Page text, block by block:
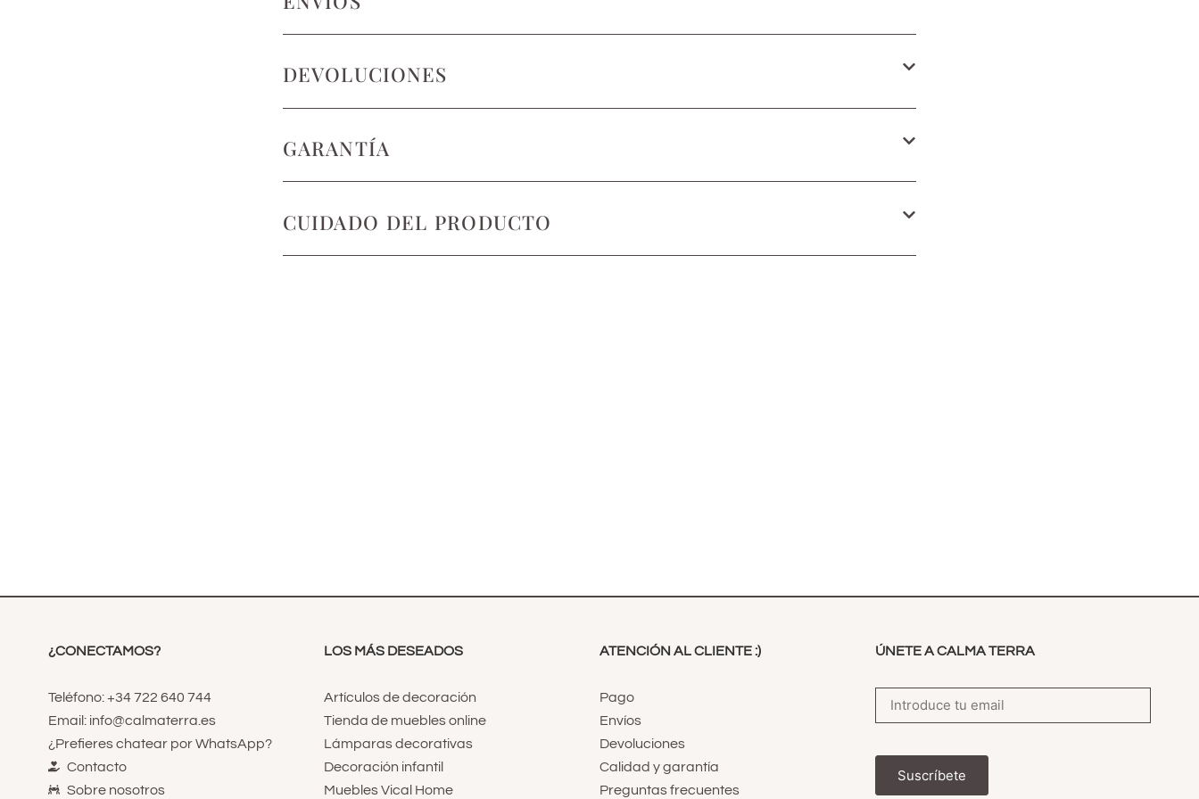
DEVOLUCIONES
GARANTÍA
CUIDADO DEL PRODUCTO
¿CONECTAMOS?
Teléfono: +34 722 640 744
Email: info@calmaterra.es
¿Prefieres chatear por WhatsApp?
Contacto
Sobre nosotros
LOS MÁS DESEADOS
Artículos de decoración
Tienda de muebles online
Lámparas decorativas
Decoración infantil
Muebles Vical Home
ATENCIÓN AL CLIENTE :)
Pago
Envíos
Devoluciones
Calidad y garantía
Preguntas frecuentes
ÚNETE A CALMA TERRA
Suscríbete